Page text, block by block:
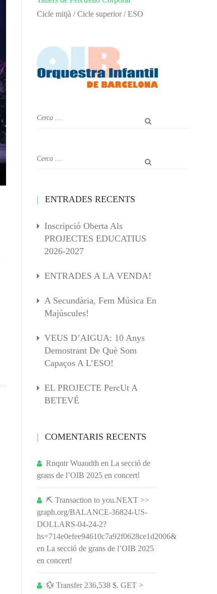
Cicle mitjà / Cicle superior / ESO
ENTRADES RECENTS
Inscripció Oberta Als
PROJECTES EDUCATIUS
2026-2027
ENTRADES A LA VENDA!
A Secundària, Fem Música En
Majúscules!
VEUS D’AIGUA: 10 Anys
Demostrant De Què Som
Capaços A L’ESO!
EL PROJECTE PercUt A
BETEVÉ
COMENTARIS RECENTS
Rnqntr Wuaudth en La secció de
grans de l’OIB 2025 en concert!
⛏ Transaction to you.NEXT >>
graph.org/BALANCE-36824-US-
DOLLARS-04-24-2?
hs=714e0efee94610c7a92f0628ce1d2006&
en La secció de grans de l’OIB 2025
en concert!
💱 Transfer 236,538 $. GET >